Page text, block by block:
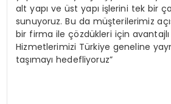
alt yapı ve üst yapı işlerini tek bir
sunuyoruz. Bu da müşterilerimiz
bir firma ile çözdükleri için
Hizmetlerimizi Türkiye geneline
taşımayı hedefliyoruz”